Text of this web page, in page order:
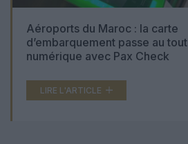
Aéroports du Maroc : la carte
d’embarquement passe au tout
numérique avec Pax Check
LIRE L'ARTICLE